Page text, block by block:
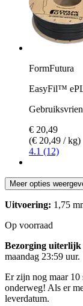
FormFutura
EasyFil™
€ 20,49
(€ 20,49 / kg)
4.1 (12)
Meer opties
Uitvoering: 1,75
Op voorraad
Bezorging uiterlijk
maandag 23:59 uur.
Er zijn nog maar
onderweg! Als er
leverdatum.